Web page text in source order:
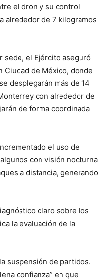
el dron y su control
alrededor de 7 kilogramos
sede, el Ejército aseguró
Ciudad de México, donde
desplegarán más de 14
con alrededor de
de forma coordinada
el uso de
con visión nocturna
a distancia, generando
claro sobre los
la evaluación de la
suspensión de partidos.
confianza” en que